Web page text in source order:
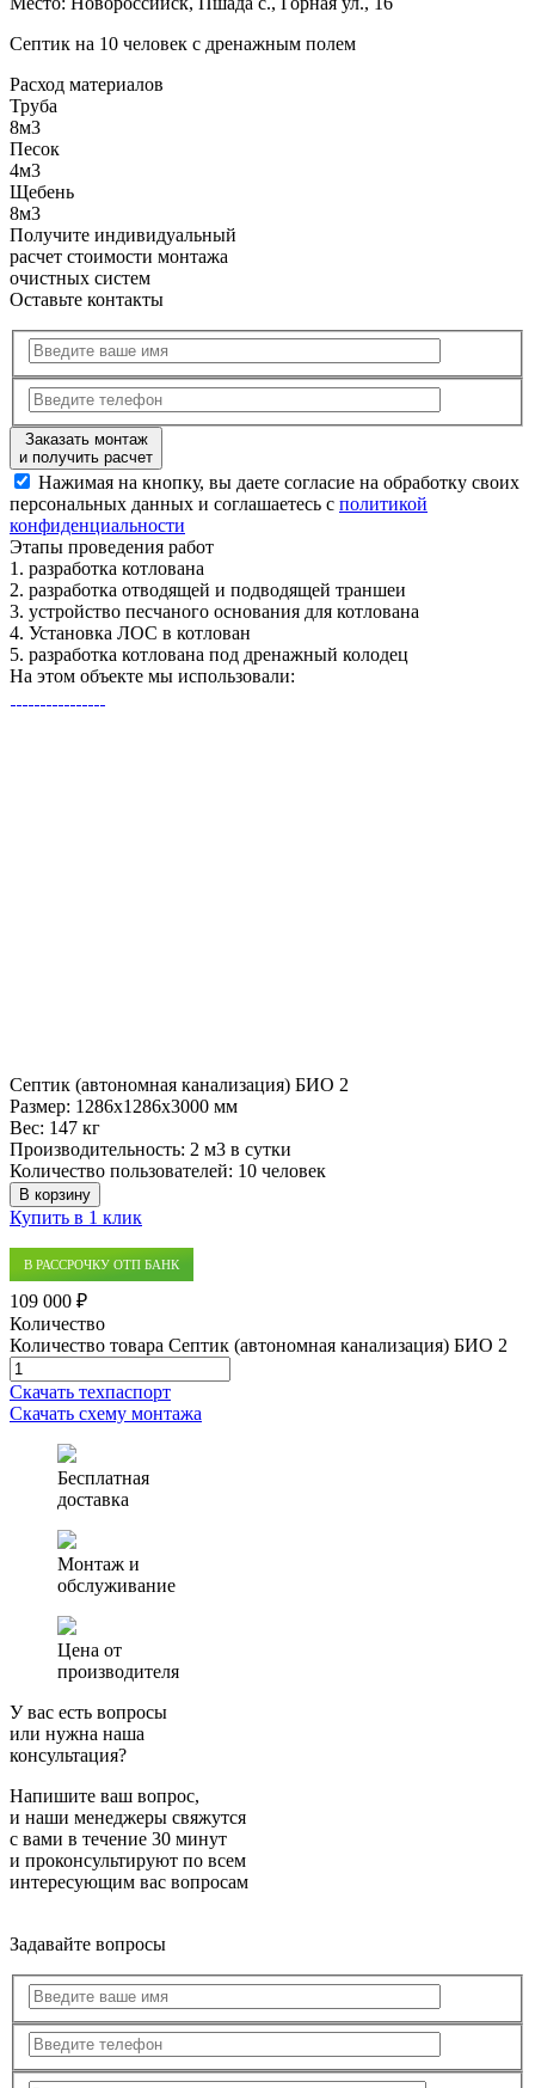
Септик на 10 человек с дренажным полем
Расход материалов
Труба
8м3
Песок
4м3
Щебень
8м3
Получите индивидуальный
расчет стоимости монтажа
очистных систем
Оставьте контакты
Заказать монтаж
и получить расчет
Нажимая на кнопку, вы даете согласие на обработку своих
персональных данных и соглашаетесь с политикой
конфиденциальности
Этапы проведения работ
1. разработка котлована
2. разработка отводящей и подводящей траншеи
3. устройство песчаного основания для котлована
4. Установка ЛОС в котлован
5. разработка котлована под дренажный колодец
На этом объекте мы использовали:
Септик (автономная канализация) БИО 2
Размер: 1286x1286x3000 мм
Вес: 147 кг
Производительность: 2 м3 в сутки
Количество пользователей: 10 человек
В корзину
Купить в 1 клик
В РАССРОЧКУ ОТП БАНК
109 000 ₽
Количество
Количество товара Септик (автономная канализация) БИО 2
Скачать техпаспорт
Скачать схему монтажа
Бесплатная
доставка
Монтаж и
обслуживание
Цена от
производителя
У вас есть вопросы
или нужна наша
консультация?
Напишите ваш вопрос,
и наши менеджеры свяжутся
с вами в течение 30 минут
и проконсультируют по всем
интересующим вас вопросам
Задавайте вопросы